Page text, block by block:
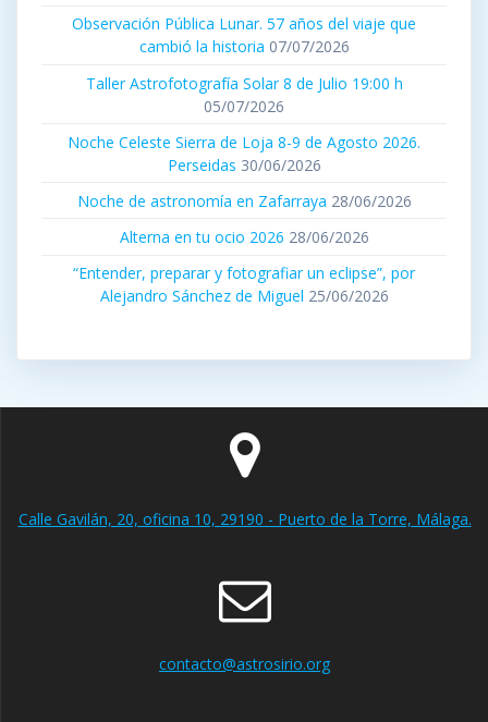
Observación Pública Lunar. 57 años del viaje que
cambió la historia 07/07/2026
Taller Astrofotografía Solar 8 de Julio 19:00 h
05/07/2026
Noche Celeste Sierra de Loja 8-9 de Agosto 2026.
Perseidas 30/06/2026
Noche de astronomía en Zafarraya 28/06/2026
Alterna en tu ocio 2026 28/06/2026
“Entender, preparar y fotografiar un eclipse”, por
Alejandro Sánchez de Miguel 25/06/2026
Calle Gavilán, 20, oficina 10, 29190 - Puerto de la Torre, Málaga.
contacto@astrosirio.org